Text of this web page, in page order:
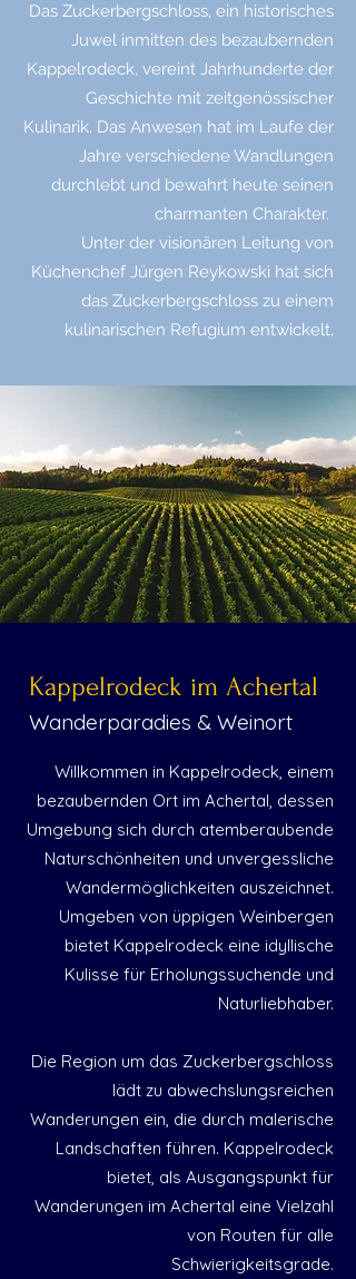
Das Zuckerbergschloss, ein historisches
Juwel inmitten des bezaubernden
Kappelrodeck, vereint Jahrhunderte der
Geschichte mit zeitgenössischer
Kulinarik. Das Anwesen hat im Laufe der
Jahre verschiedene Wandlungen
durchlebt und bewahrt heute seinen
charmanten Charakter.
Unter der visionären Leitung von
Küchenchef Jürgen Reykowski hat sich
das Zuckerbergschloss zu einem
kulinarischen Refugium entwickelt,
Kappelrodeck im Achertal
Wanderparadies & Weinort
Willkommen in Kappelrodeck, einem
bezaubernden Ort im Achertal, dessen
Umgebung sich durch atemberaubende
Naturschönheiten und unvergessliche
Wandermöglichkeiten auszeichnet.
Umgeben von üppigen Weinbergen
bietet Kappelrodeck eine idyllische
Kulisse für Erholungssuchende und
Naturliebhaber.
Die Region um das Zuckerbergschloss
lädt zu abwechslungsreichen
Wanderungen ein, die durch malerische
Landschaften führen. Kappelrodeck
bietet, als Ausgangspunkt für
Wanderungen im Achertal eine Vielzahl
von Routen für alle
Schwierigkeitsgrade.